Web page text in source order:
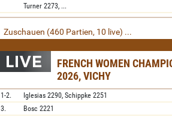
Turner 2273, ...
Zuschauen (460 Partien, 10 live) ...
FRENCH WOMEN
2026, VICHY
1-2. Iglesias 2290, Schippke 2251
3.
Bosc 2221